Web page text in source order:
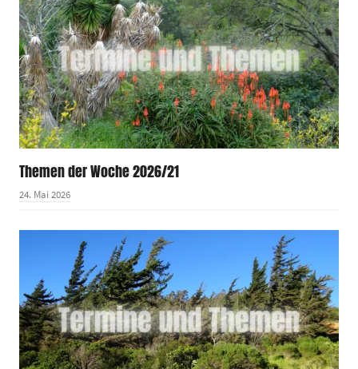
Themen der Woche 2026/21
24. Mai 2026